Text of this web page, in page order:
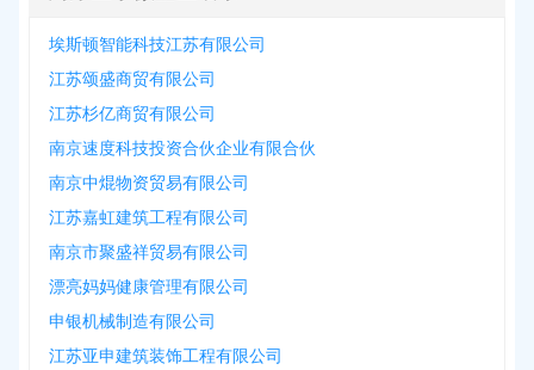
埃斯顿智能科技江苏有限公司
江苏颂盛商贸有限公司
江苏杉亿商贸有限公司
南京速度科技投资合伙企业有限合伙
南京中焜物资贸易有限公司
江苏嘉虹建筑工程有限公司
南京市聚盛祥贸易有限公司
漂亮妈妈健康管理有限公司
申银机械制造有限公司
江苏亚申建筑装饰工程有限公司